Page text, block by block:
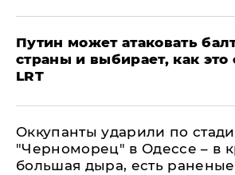
Путин может атаковать
страны и выбирает, как это
LRT
Оккупанты ударили по
"Черноморец" в Одессе – в
большая дыра, есть раненые